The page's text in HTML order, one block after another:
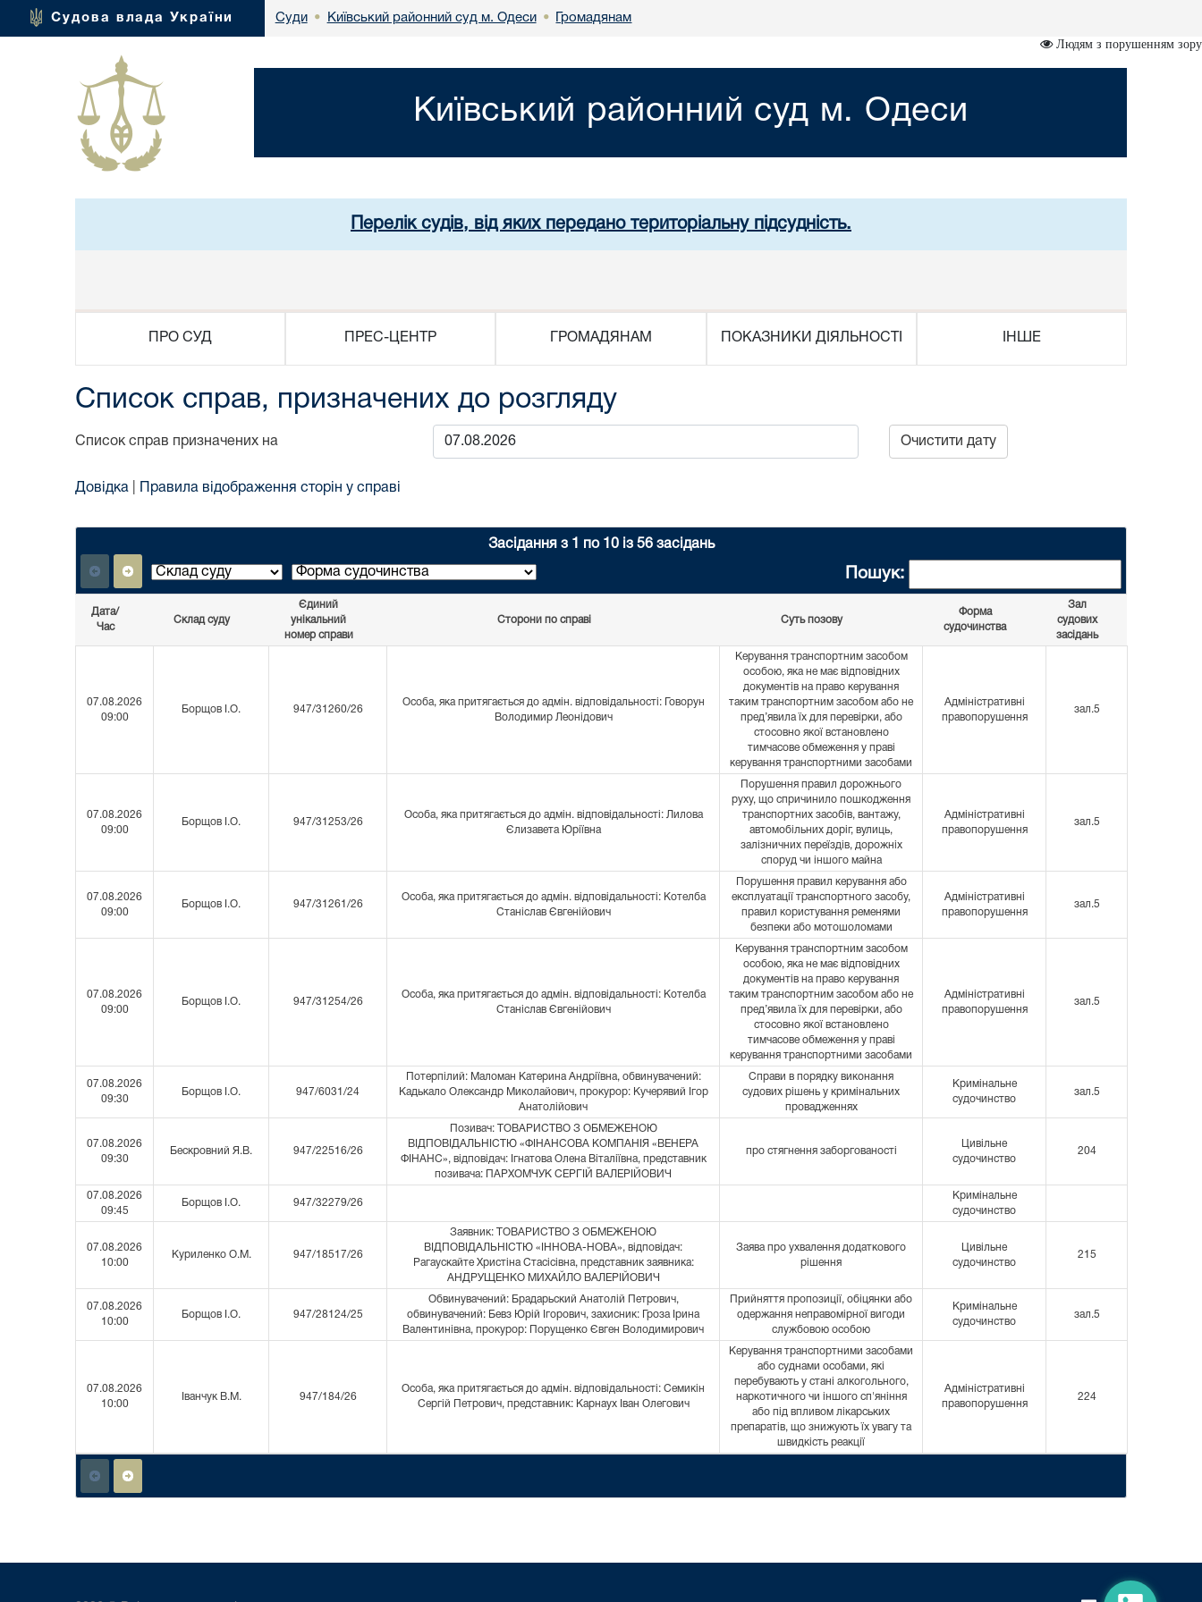
Судова влада України Суди • Київський районний суд м. Одеси • Громадянам
Людям з порушенням зору
Київський районний суд м. Одеси
Перелік судів, від яких передано територіальну підсудність.
ПРО СУД ПРЕС-ЦЕНТР ГРОМАДЯНАМ ПОКАЗНИКИ ДІЯЛЬНОСТІ ІНШЕ
Список справ, призначених до розгляду
Список справ призначених на Очистити дату
Довідка Правила відображення сторін у справі
Засідання з 1 по 10 із 56 засідань
Пошук:
Дата/
Час
Склад суду
Єдиний
унікальний
номер справи
Сторони по справі Суть позову
Форма
судочинства
Зал
судових
засідань
07.08.2026
09:00
Борщов І.О. 947/31260/26
Особа, яка притягається до адмін. відповідальності: Говорун
Володимир Леонідович
Керування транспортним засобом
особою, яка не має відповідних
документів на право керування
таким транспортним засобом або не
пред’явила їх для перевірки, або
стосовно якої встановлено
тимчасове обмеження у праві
керування транспортними засобами
Адміністративні
правопорушення
зал.5
07.08.2026
09:00
Борщов І.О. 947/31253/26
Особа, яка притягається до адмін. відповідальності: Лилова
Єлизавета Юріївна
Порушення правил дорожнього
руху, що спричинило пошкодження
транспортних засобів, вантажу,
автомобільних доріг, вулиць,
залізничних переїздів, дорожніх
споруд чи іншого майна
Адміністративні
правопорушення
зал.5
07.08.2026
09:00
Борщов І.О. 947/31261/26
Особа, яка притягається до адмін. відповідальності: Котелба
Станіслав Євгенійович
Порушення правил керування або
експлуатації транспортного засобу,
правил користування ременями
безпеки або мотошоломами
Адміністративні
правопорушення
зал.5
07.08.2026
09:00
Борщов І.О. 947/31254/26
Особа, яка притягається до адмін. відповідальності: Котелба
Станіслав Євгенійович
Керування транспортним засобом
особою, яка не має відповідних
документів на право керування
таким транспортним засобом або не
пред’явила їх для перевірки, або
стосовно якої встановлено
тимчасове обмеження у праві
керування транспортними засобами
Адміністративні
правопорушення
зал.5
07.08.2026
09:30
Борщов І.О. 947/6031/24
Потерпілий: Маломан Катерина Андріївна, обвинувачений:
Кадькало Олександр Миколайович, прокурор: Кучерявий Ігор
Анатолійович
Справи в порядку виконання
судових рішень у кримінальних
провадженнях
Кримінальне
судочинство
зал.5
07.08.2026
09:30
Бескровний Я.В. 947/22516/26
Позивач: ТОВАРИСТВО З ОБМЕЖЕНОЮ
ВІДПОВІДАЛЬНІСТЮ «ФІНАНСОВА КОМПАНІЯ «ВЕНЕРА
ФІНАНС», відповідач: Ігнатова Олена Віталіївна, представник
позивача: ПАРХОМЧУК СЕРГІЙ ВАЛЕРІЙОВИЧ
про стягнення заборгованості
Цивільне
судочинство
204
07.08.2026
09:45
Борщов І.О. 947/32279/26
Кримінальне
судочинство
07.08.2026
10:00
Куриленко О.М. 947/18517/26
Заявник: ТОВАРИСТВО З ОБМЕЖЕНОЮ
ВІДПОВІДАЛЬНІСТЮ «ІННОВА-НОВА», відповідач:
Рагаускайте Христіна Стасісівна, представник заявника:
АНДРУЩЕНКО МИХАЙЛО ВАЛЕРІЙОВИЧ
Заява про ухвалення додаткового
рішення
Цивільне
судочинство
215
07.08.2026
10:00
Борщов І.О. 947/28124/25
Обвинувачений: Брадарьский Анатолій Петрович,
обвинувачений: Бевз Юрій Ігорович, захисник: Гроза Ірина
Валентинівна, прокурор: Порущенко Євген Володимирович
Прийняття пропозиції, обіцянки або
одержання неправомірної вигоди
службовою особою
Кримінальне
судочинство
зал.5
07.08.2026
10:00
Іванчук В.М. 947/184/26
Особа, яка притягається до адмін. відповідальності: Семикін
Сергій Петрович, представник: Карнаух Іван Олегович
Керування транспортними засобами
або суднами особами, які
перебувають у стані алкогольного,
наркотичного чи іншого сп'яніння
або під впливом лікарських
препаратів, що знижують їх увагу та
швидкість реакції
Адміністративні
правопорушення
224